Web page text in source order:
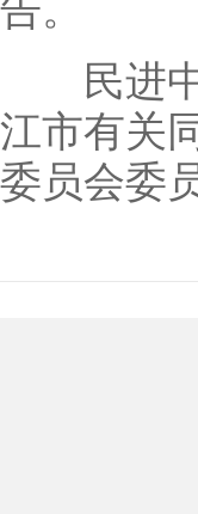
民进中
江市有关
委员会委